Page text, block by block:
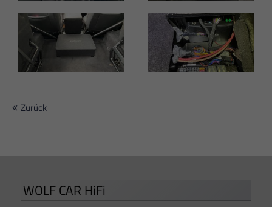
Zurück
WOLF CAR HiFi